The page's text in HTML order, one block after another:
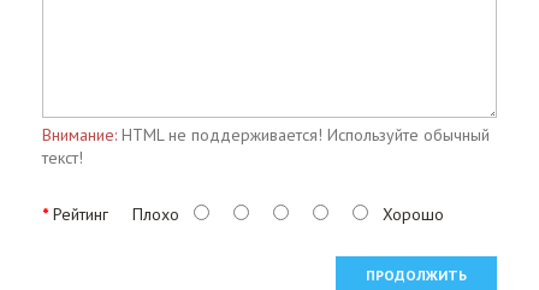
Внимание: HTML не поддерживается! Используйте обычный
текст!
Рейтинг Плохо Хорошо
ПРОДОЛЖИТЬ